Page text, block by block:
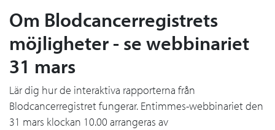
Om Blodcancerregistrets
möjligheter - se webbinariet
31 mars
Lär dig hur de interaktiva rapporterna från
Blodcancerregistret fungerar. Entimmes-webbinariet den
31 mars klockan 10.00 arrangeras av